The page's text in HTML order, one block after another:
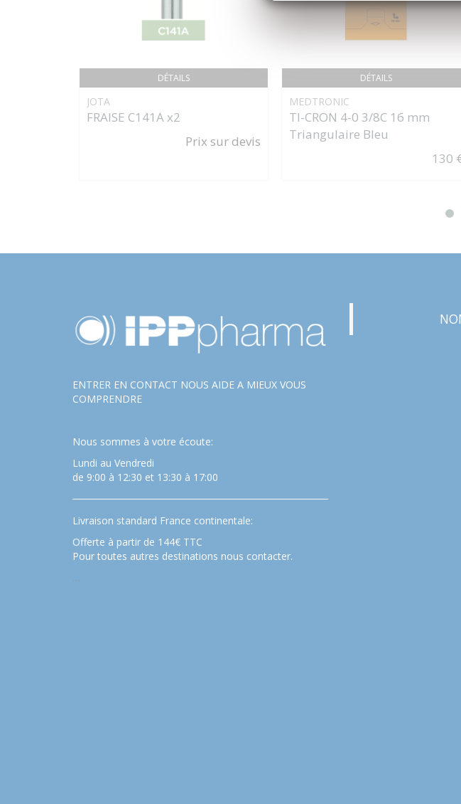
DÉTAILS
JOTA
FRAISE C141A x2
Prix sur devis
DÉTAILS
MEDTRONIC
TI-CRON 4-0 3/8C 16 mm
Triangulaire Bleu
130
ENTRER EN CONTACT NOUS AIDE A MIEUX VOUS
COMPRENDRE
Nous sommes à votre écoute:
Lundi au Vendredi
de 9:00 à 12:30 et 13:30 à 17:00
Livraison standard France continentale:
Offerte à partir de 144€ TTC
Pour toutes autres destinations nous contacter.
…